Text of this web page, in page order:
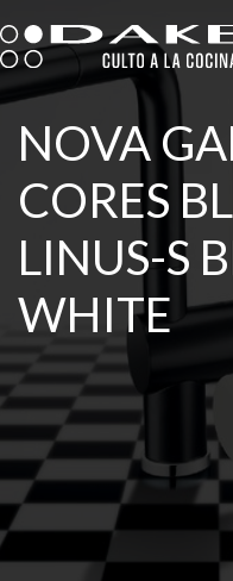
to
content
NOVA
CORES
LINUS-S
WHITE